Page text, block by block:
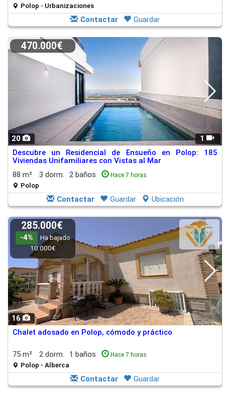
Polop - Urbanizaciones
Contactar Guardar
20 1
470.000€
Descubre un Residencial de Ensueño en Polop: 185
Viviendas Unifamiliares con Vistas al Mar
88 m²
3 dorm. 2 baños Hace 7 horas
Polop
Contactar Guardar Ubicación
16
285.000€
-4%
Ha bajado
10.000€
Chalet adosado en Polop, cómodo y práctico
75 m² 2 dorm. 1 baños Hace 7 horas
Polop - Alberca
Contactar Guardar